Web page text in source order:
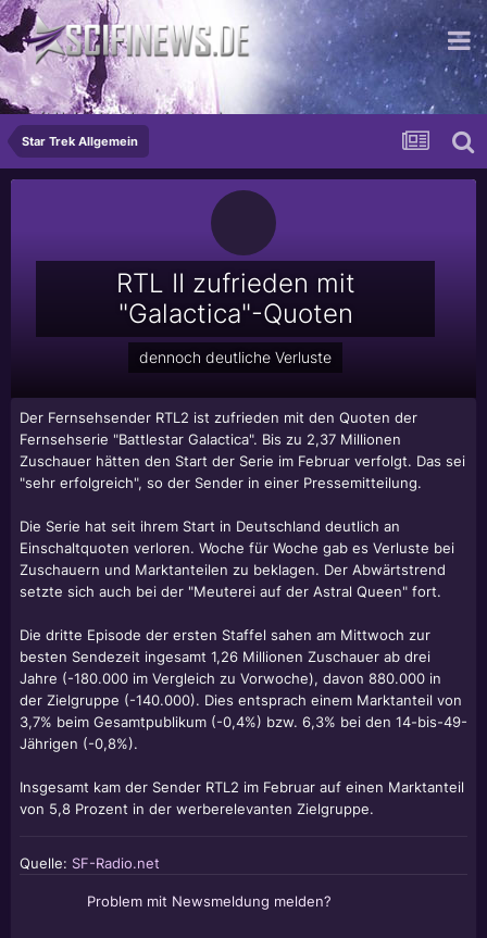
mit Hubschraubern im Arsch
Star Trek Allgemein
RTL II zufrieden mit
"Galactica"-Quoten
dennoch deutliche Verluste
Der Fernsehsender RTL2 ist zufrieden mit den Quoten der
Fernsehserie "Battlestar Galactica". Bis zu 2,37 Millionen
Zuschauer hätten den Start der Serie im Februar verfolgt. Das sei
"sehr erfolgreich", so der Sender in einer Pressemitteilung.
Die Serie hat seit ihrem Start in Deutschland deutlich an
Einschaltquoten verloren. Woche für Woche gab es Verluste bei
Zuschauern und Marktanteilen zu beklagen. Der Abwärtstrend
setzte sich auch bei der "Meuterei auf der Astral Queen" fort.
Die dritte Episode der ersten Staffel sahen am Mittwoch zur
besten Sendezeit ingesamt 1,26 Millionen Zuschauer ab drei
Jahre (-180.000 im Vergleich zu Vorwoche), davon 880.000 in
der Zielgruppe (-140.000). Dies entsprach einem Marktanteil von
3,7% beim Gesamtpublikum (-0,4%) bzw. 6,3% bei den 14-bis-49-
Jährigen (-0,8%).
Insgesamt kam der Sender RTL2 im Februar auf einen Marktanteil
von 5,8 Prozent in der werberelevanten Zielgruppe.
Quelle: SF-Radio.net
Problem mit Newsmeldung melden?